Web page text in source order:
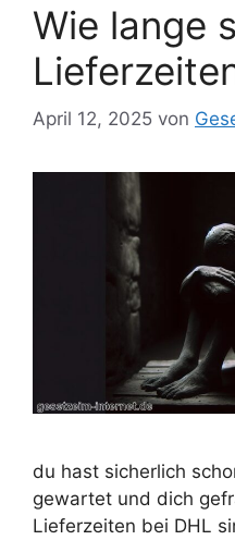
Wie lange
April 12, 2025 von
du hast sicherlich
gewartet und dich
Lieferzeiten bei DHL